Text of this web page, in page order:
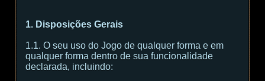
1. Disposições Gerais
1.1. O seu uso do Jogo de qualquer forma e em
qualquer forma dentro de sua funcionalidade
declarada, incluindo: